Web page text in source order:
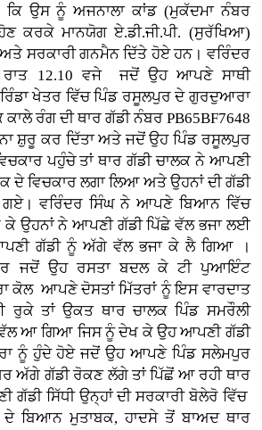
ਉਸ ਨੂੰ ਅਜਨਾਲਾ ਕਾਂਡ (ਮੁਕੱਦਮਾ ਨੰਬਰ
ਕਰਕੇ ਮਾਨਯੋਗ ਏ.ਡੀ.ਜੀ.ਪੀ. (ਸੁਰੱਖਿਆ)
ਸਰਕਾਰੀ ਗਨਮੈਨ ਦਿੱਤੇ ਹੋਏ ਹਨ। ਵਰਿੰਦਰ
ਰਾਤ 12.10 ਵਜੇ ਜਦੋਂ ਉਹ ਆਪਣੇ ਸਾਥੀ
ਖੇਤਰ ਵਿੱਚ ਪਿੰਡ ਰਸੂਲਪੁਰ ਦੇ ਗੁਰਦੁਆਰਾ
ਕਾਲੇ ਰੰਗ ਦੀ ਥਾਰ ਗੱਡੀ ਨੰਬਰ PB65BF7648
ਸ਼ੁਰੂ ਕਰ ਦਿੱਤਾ ਅਤੇ ਜਦੋਂ ਉਹ ਪਿੰਡ ਰਸੂਲਪੁਰ
ਪਹੁੰਚੇ ਤਾਂ ਥਾਰ ਗੱਡੀ ਚਾਲਕ ਨੇ ਆਪਣੀ
ਦੇ ਵਿਚਕਾਰ ਲਗਾ ਲਿਆ ਅਤੇ ਉਹਨਾਂ ਦੀ ਗੱਡੀ
ਗਏ। ਵਰਿੰਦਰ ਸਿੰਘ ਨੇ ਆਪਣੇ ਬਿਆਨ ਵਿੱਚ
ਉਹਨਾਂ ਨੇ ਆਪਣੀ ਗੱਡੀ ਪਿੱਛੇ ਵੱਲ ਭਜਾ ਲਈ
ਗੱਡੀ ਨੂੰ ਅੱਗੇ ਵੱਲ ਭਜਾ ਕੇ ਲੈ ਗਿਆ ।
ਜਦੋਂ ਉਹ ਰਸਤਾ ਬਦਲ ਕੇ ਟੀ ਪੁਆਇੰਟ
ਕੋਲ ਆਪਣੇ ਦੋਸਤਾਂ ਮਿੱਤਰਾਂ ਨੂੰ ਇਸ ਵਾਰਦਾਤ
ਤਾਂ ਉਕਤ ਥਾਰ ਚਾਲਕ ਪਿੰਡ ਸਮਰੌਲੀ
ਆ ਗਿਆ ਜਿਸ ਨੂੰ ਦੇਖ ਕੇ ਉਹ ਆਪਣੀ ਗੱਡੀ
ਨੂੰ ਹੁੰਦੇ ਹੋਏ ਜਦੋਂ ਉਹ ਆਪਣੇ ਪਿੰਡ ਸਲੇਮਪੁਰ
ਅੱਗੇ ਗੱਡੀ ਰੋਕਣ ਲੱਗੇ ਤਾਂ ਪਿੱਛੋਂ ਆ ਰਹੀ ਥਾਰ
ਗੱਡੀ ਸਿੱਧੀ ਉਨ੍ਹਾਂ ਦੀ ਸਰਕਾਰੀ ਬੋਲੇਰੋ ਵਿੱਚ
ਦੇ ਬਿਆਨ ਮੁਤਾਬਕ, ਹਾਦਸੇ ਤੋਂ ਬਾਅਦ ਥਾਰ